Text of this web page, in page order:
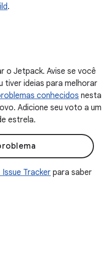
.
o Jetpack. Avise se você
tiver ideias para melhorar
conhecidos nesta
Adicione seu voto a um
estrela.
Trackerpara saber